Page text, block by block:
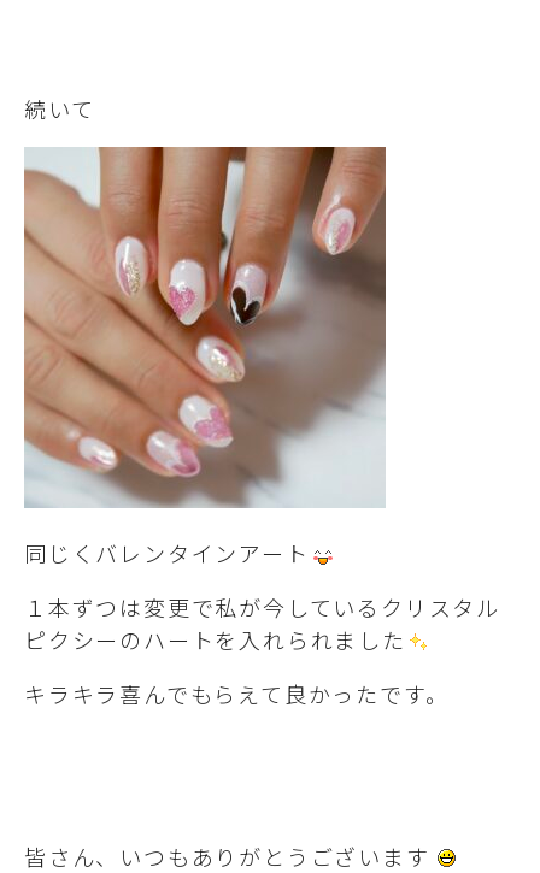
続いて
同じくバレンタインアート
１本ずつは変更で私が今しているクリスタル
ピクシーのハートを入れられました
キラキラ喜んでもらえて良かったです。
皆さん、いつもありがとうございます